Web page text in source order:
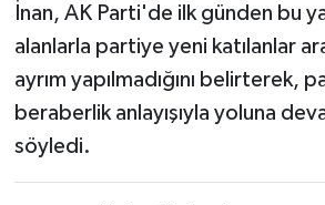
İnan, AK Parti'de ilk günden bu
alanlarla partiye yeni katılanlar
ayrım yapılmadığını belirterek,
beraberlik anlayışıyla yoluna
söyledi.